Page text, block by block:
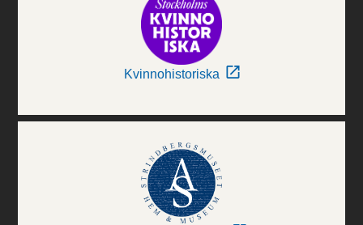
Kvinnohistoriska